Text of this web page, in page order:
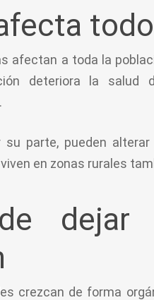
afectan a toda la
deteriora la salud
su parte, pueden
en zonas rurales
dejar
crezcan de forma